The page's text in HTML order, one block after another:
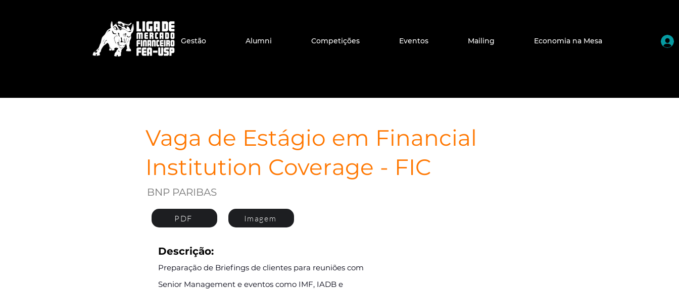
Gestão Alumni Competições Eventos Mailing Economia na Mesa
Vaga de Estágio em Financial
Institution Coverage - FIC
BNP PARIBAS
PDF Imagem
Preparação de Briefings de clientes para reuniões com
Senior Management e eventos como IMF, IADB e
Descrição: